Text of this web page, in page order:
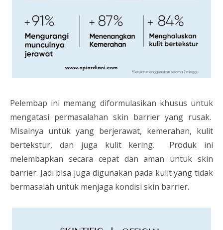
Pelembap ini memang diformulasikan khusus untuk
mengatasi permasalahan skin barrier yang rusak.
Misalnya untuk yang berjerawat, kemerahan, kulit
bertekstur, dan juga kulit kering. Produk ini
melembapkan secara cepat dan aman untuk skin
barrier. Jadi bisa juga digunakan pada kulit yang tidak
bermasalah untuk menjaga kondisi skin barrier.